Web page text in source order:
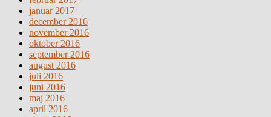
januar 2017
december 2016
november 2016
oktober 2016
september 2016
august 2016
juli 2016
juni 2016
maj 2016
april 2016